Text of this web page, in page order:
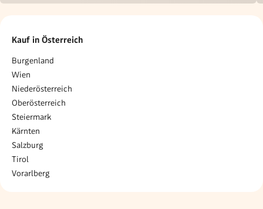
Kauf in Österreich
Burgenland
Wien
Niederösterreich
Oberösterreich
Steiermark
Kärnten
Salzburg
Tirol
Vorarlberg